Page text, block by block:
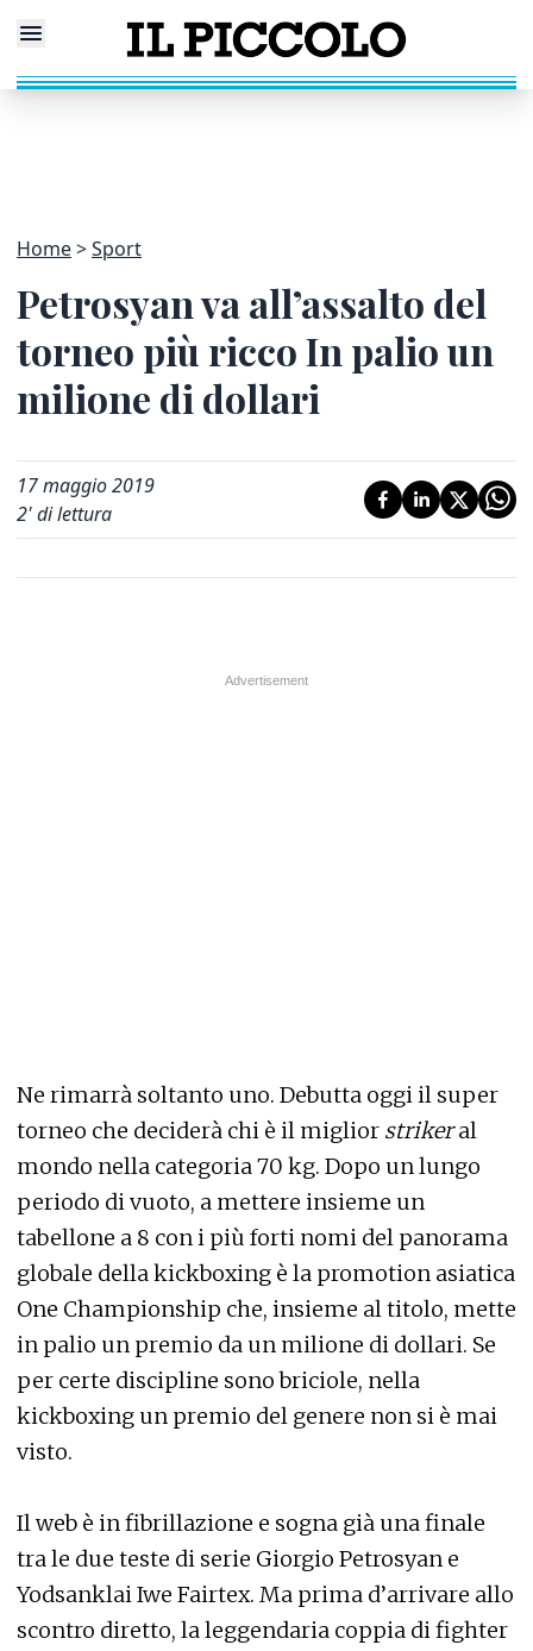
Home Sport
Petrosyan va all’assalto del
torneo più ricco In palio un
milione di dollari
17 maggio 2019
2' di lettura
Ne rimarrà soltanto uno. Debutta oggi il super
torneo che deciderà chi è il miglior strikeral
mondo nella categoria 70 kg. Dopo un lungo
periodo di vuoto, a mettere insieme un
tabellone a 8 con i più forti nomi del panorama
globale della kickboxing è la promotion asiatica
One Championship che, insieme al titolo, mette
in palio un premio da un milione di dollari. Se
per certe discipline sono briciole, nella
kickboxing un premio del genere non si è mai
visto.
Il web è in fibrillazione e sogna già una finale
tra le due teste di serie Giorgio Petrosyan e
Yodsanklai Iwe Fairtex. Ma prima d’arrivare allo
scontro diretto, la leggendaria coppia di fighter